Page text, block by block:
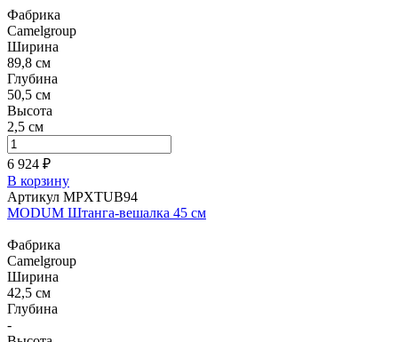
Фабрика
Camelgroup
Ширина
89,8 см
Глубина
50,5 см
Высота
2,5 см
6 924 ₽
В корзину
Артикул MPXTUB94
MODUM Штанга-вешалка 45 см
Фабрика
Camelgroup
Ширина
42,5 см
Глубина
-